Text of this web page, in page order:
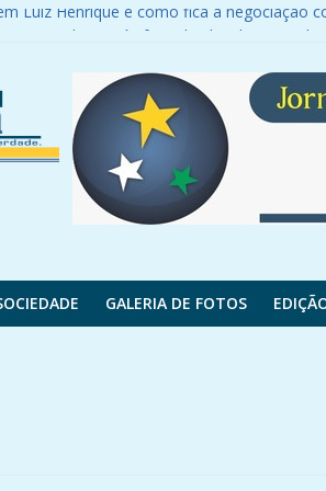
Luiz Henrique e como fica a negociação
do contrato; veja valores
GALERIA DE FOTOS